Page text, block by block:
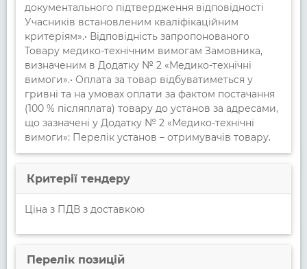
документального підтвердження відповідності
Учасників встановленим кваліфікаційним
критеріям».• Відповідність запропонованого
Товару медико-технічним вимогам Замовника,
визначеним в Додатку № 2 «Медико-технічні
вимоги».• Оплата за товар відбуватиметься у
гривні та на умовах оплати за фактом постачання
(100 % післяплата) товару до установ за адресами,
що зазначені у Додатку № 2 «Медико-технічні
вимоги»: Перелік установ – отримувачів товару.
Критерії тендеру
Ціна з ПДВ з доставкою
Перелік позицій